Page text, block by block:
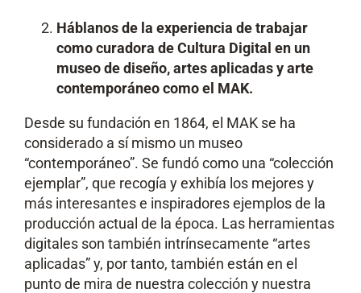
Háblanos de la experiencia de trabajar
como curadora de Cultura Digital en un
museo de diseño, artes aplicadas y arte
contemporáneo como el MAK.
Desde su fundación en 1864, el MAK se ha
considerado a sí mismo un museo
“contemporáneo”. Se fundó como una “colección
ejemplar”, que recogía y exhibía los mejores y
más interesantes e inspiradores ejemplos de la
producción actual de la época. Las herramientas
digitales son también intrínsecamente “artes
aplicadas” y, por tanto, también están en el
punto de mira de nuestra colección y nuestra